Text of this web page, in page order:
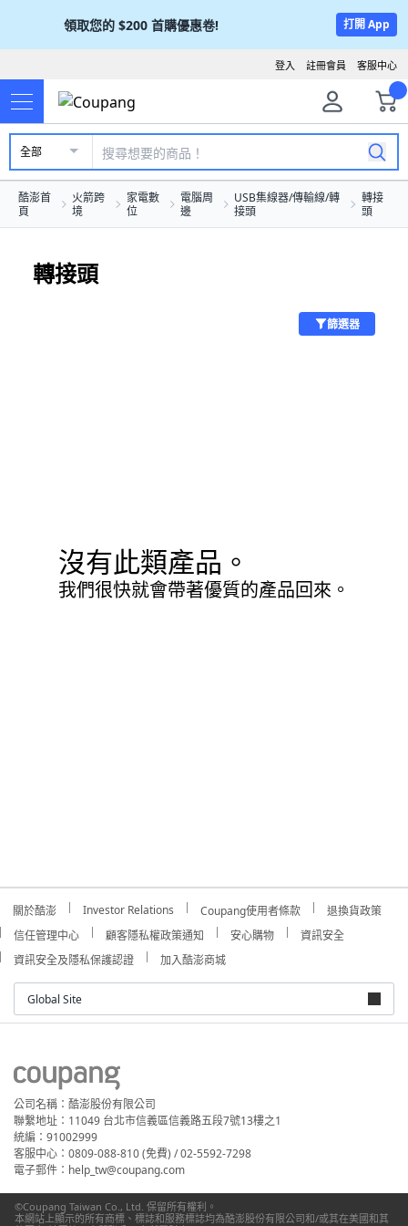
領取您的 $200 首購優惠卷! 打開 App
客服中心
註冊會員
登入
全部
酷澎首
頁
火箭跨
境
家電數
位
電腦周
邊
USB集線器/傳輸線/轉
接頭
轉接
頭
轉接頭
篩選器
沒有此類產品。
我們很快就會帶著優質的產品回來。
關於酷澎 Investor Relations Coupang使用者條款
退換貨政策
信任管理中心
顧客隱私權政策通知 安心購物
資訊安全
資訊安全及隱私保護認證
加入酷澎商城
Global Site
公司名稱：酷澎股份有限公司
聯繫地址：11049 台北市信義區信義路五段7號13樓之1
統編：91002999
客服中心：0809-088-810 (免費) / 02-5592-7298
電子郵件：help_tw@coupang.com
©Coupang Taiwan Co., Ltd. 保留所有權利。
本網站上顯示的所有商標、標誌和服務標誌均為酷澎股份有限公司和/或其在美國和其